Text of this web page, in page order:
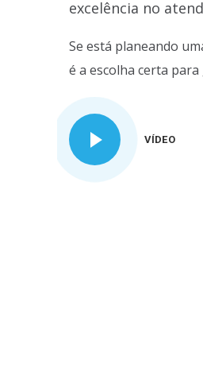
excelência no
Se está planeando
é a escolha certa
VÍDEO